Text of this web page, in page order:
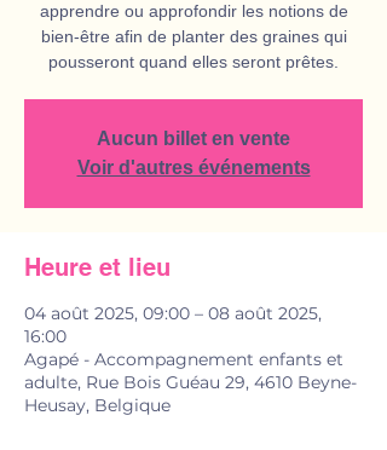
apprendre ou approfondir les notions de
bien-être afin de planter des graines qui
pousseront quand elles seront prêtes.
Aucun billet en vente
Voir d'autres événements
Heure et lieu
04 août 2025, 09:00 – 08 août 2025,
16:00
Agapé - Accompagnement enfants et
adulte, Rue Bois Guéau 29, 4610 Beyne-
Heusay, Belgique